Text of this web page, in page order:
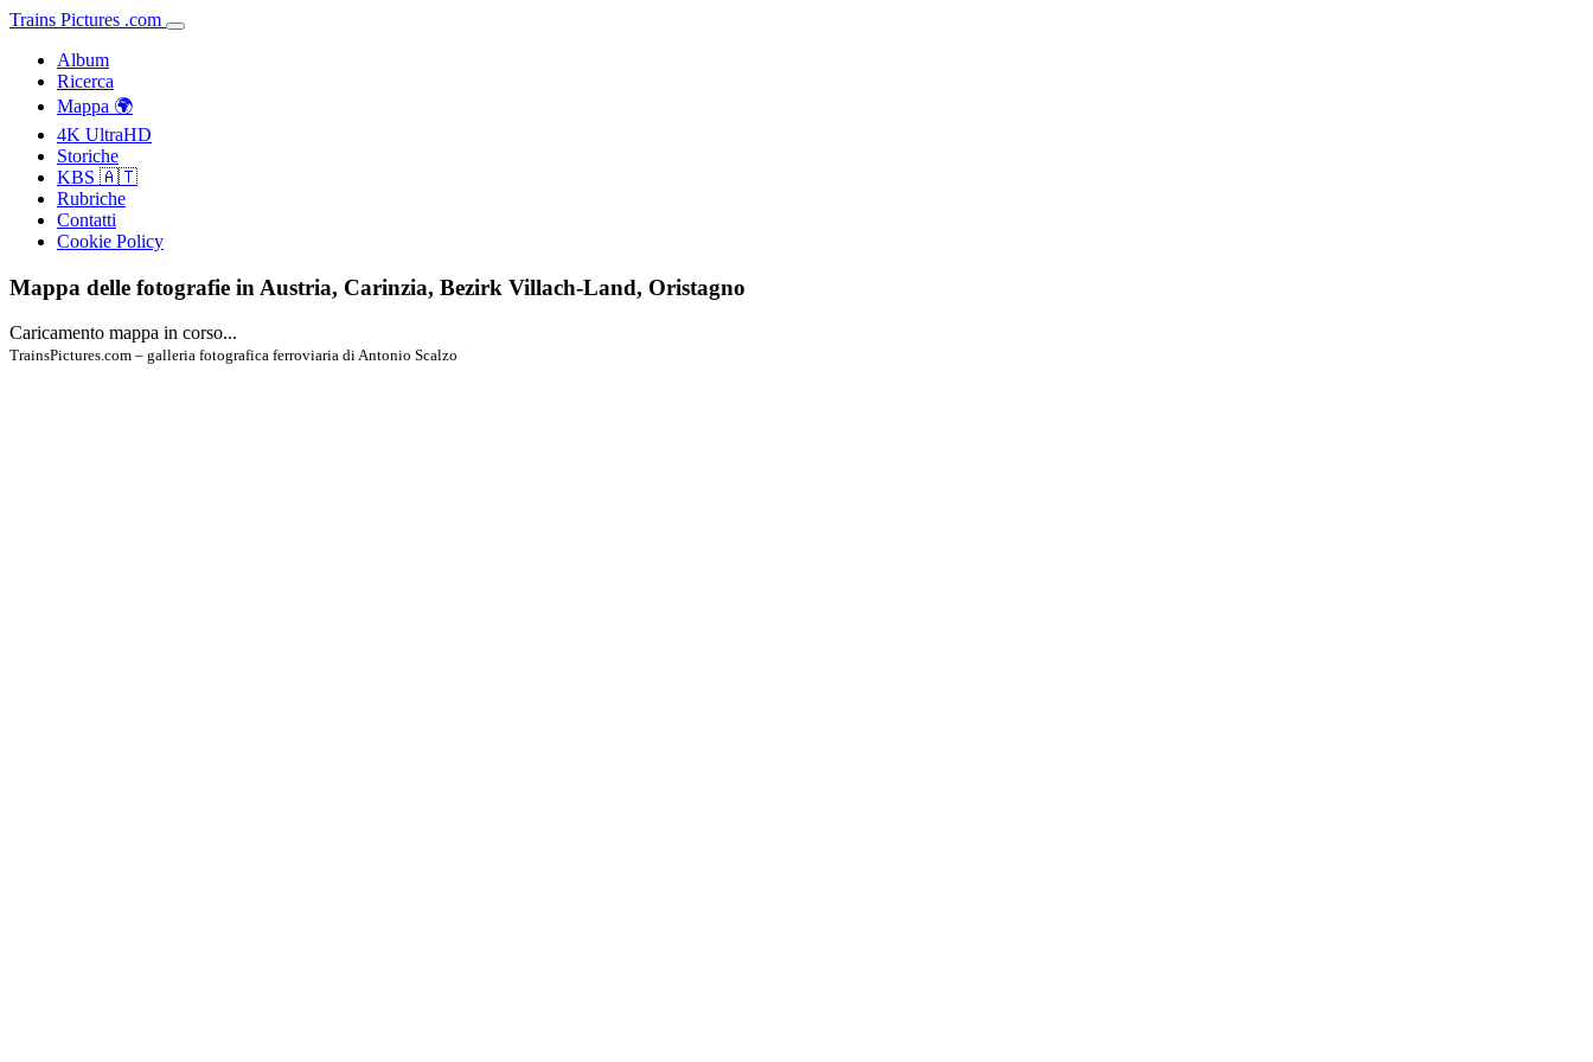
Trains Pictures .com
Album
Ricerca
Mappa 🌍
4K UltraHD
Storiche
KBS 🇦🇹
Rubriche
Contatti
Cookie Policy
Mappa delle fotografie in Austria, Carinzia, Bezirk Villach-Land, Oristagno
Caricamento mappa in corso...
TrainsPictures.com – galleria fotografica ferroviaria di Antonio Scalzo